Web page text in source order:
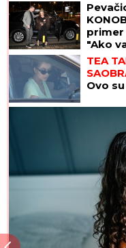
primer
"Ako
NIJE
TEA
Ovo